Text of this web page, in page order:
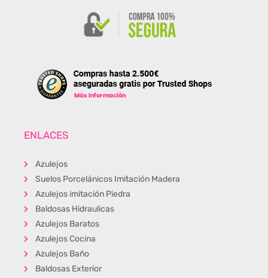
ENLACES
Azulejos
Suelos Porcelánicos Imitación Madera
Azulejos imitación Piedra
Baldosas Hidraulicas
Azulejos Baratos
Azulejos Cocina
Azulejos Baño
Baldosas Exterior